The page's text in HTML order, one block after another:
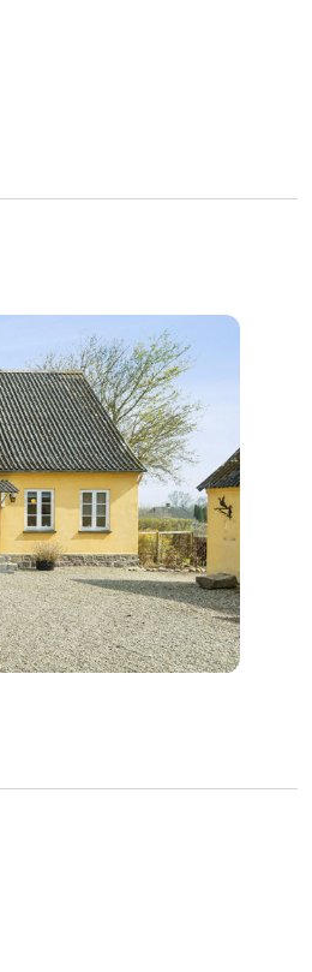
og der er gratis
sammenhæng
etager og giver
eller
stort badeværelse
findes yderligere
mulighed for ekstra
med et samlet
opvarmede og egner
De øvrige